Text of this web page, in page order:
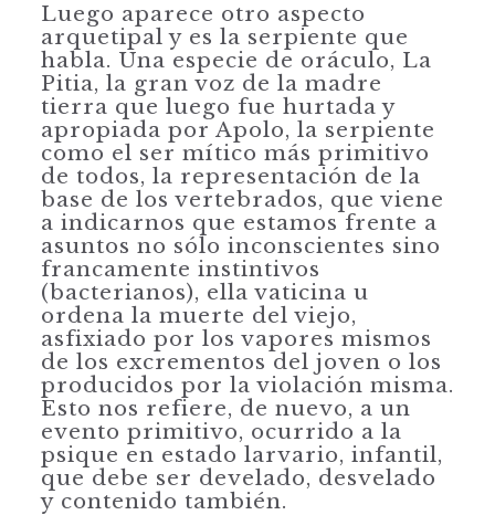
Luego aparece otro aspecto
arquetipal y es la serpiente que
habla. Una especie de oráculo, La
Pitia, la gran voz de la madre
tierra que luego fue hurtada y
apropiada por Apolo, la serpiente
como el ser mítico más primitivo
de todos, la representación de la
base de los vertebrados, que viene
a indicarnos que estamos frente a
asuntos no sólo inconscientes sino
francamente instintivos
(bacterianos), ella vaticina u
ordena la muerte del viejo,
asfixiado por los vapores mismos
de los excrementos del joven o los
producidos por la violación misma.
Esto nos refiere, de nuevo, a un
evento primitivo, ocurrido a la
psique en estado larvario, infantil,
que debe ser develado, desvelado
y contenido también.